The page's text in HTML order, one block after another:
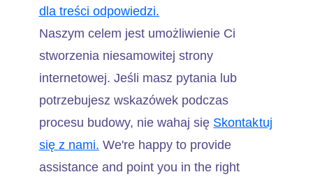
dla treści odpowiedzi.
Naszym celem jest umożliwienie Ci
stworzenia niesamowitej strony
internetowej. Jeśli masz pytania lub
potrzebujesz wskazówek podczas
procesu budowy, nie wahaj się Skontaktuj
się z nami. We're happy to provide
assistance and point you in the right